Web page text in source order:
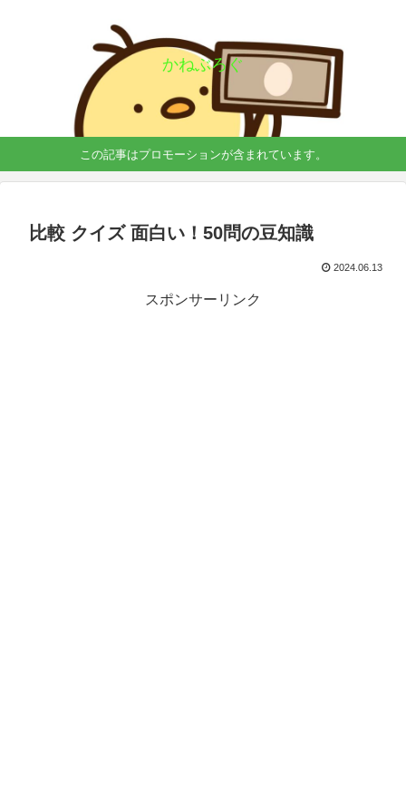
かねぶろぐ
この記事はプロモーションが含まれています。
比較 クイズ 面白い！50問の豆知識
2024.06.13
スポンサーリンク